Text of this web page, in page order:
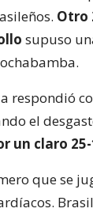
Otro
supuso
respondió
el
un claro
que se